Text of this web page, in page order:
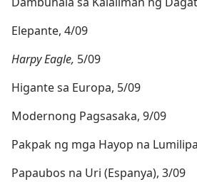
Elepante, 4/09
Harpy Eagle, 5/09
Higante sa Europa, 5/09
Modernong Pagsasaka, 9/09
Pakpak ng mga Hayop na
Papaubos na Uri (Espanya), 3/09